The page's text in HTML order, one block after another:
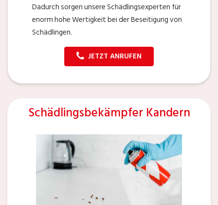
Dadurch sorgen unsere Schädlingsexperten für
enorm hohe Wertigkeit bei der Beseitigung von
Schädlingen.
JETZT ANRUFEN
Schädlingsbekämpfer Kandern